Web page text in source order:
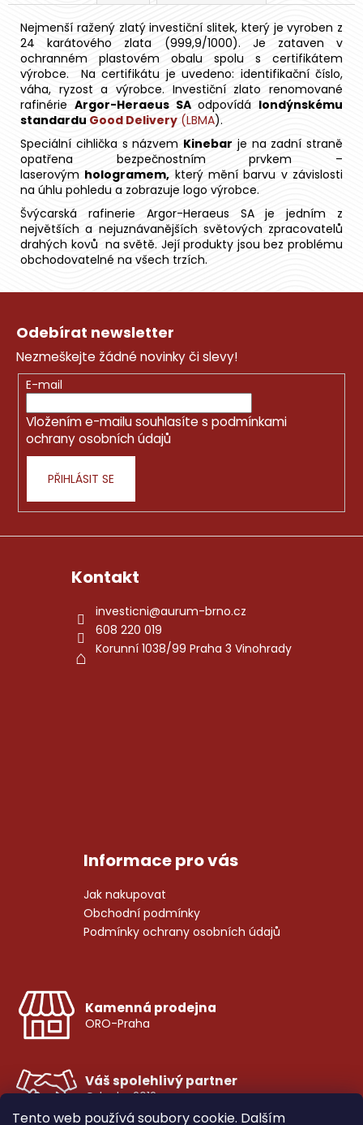
Tento web používá soubory cookie. Dalším
Nejmenší ražený zlatý investiční slitek, který je vyroben z
24 karátového zlata (999,9/1000). Je zataven v
ochranném plastovém obalu spolu s certifikátem
výrobce. Na certifikátu je uvedeno: identifikační číslo,
váha, ryzost a výrobce. Investiční zlato renomované
rafinérie Argor-Heraeus SAodpovídá londýnskému
standardu Good Delivery (LBMA).
Speciální cihlička s názvem Kinebar je na zadní straně
opatřena bezpečnostním prvkem –
laserovým hologramem, který mění barvu v závislosti
na úhlu pohledu a zobrazuje logo výrobce.
Švýcarská rafinerie Argor-Heraeus SA je jedním z
největších a nejuznávanějších světových zpracovatelů
drahých kovů na světě. Její produkty jsou bez problému
obchodovatelné na všech trzích.
Odebírat newsletter
Nezmeškejte žádné novinky či slevy!
E-mail
Vložením e-mailu souhlasíte s podmínkami
ochrany osobních údajů
PŘIHLÁSIT SE
Kontakt
investicni@aurum-brno.cz
608 220 019
Korunní 1038/99 Praha 3 Vinohrady
Informace pro vás
Jak nakupovat
Obchodní podmínky
Podmínky ochrany osobních údajů
Kamenná prodejna
ORO-Praha
Váš spolehlivý partner
Od roku 2012